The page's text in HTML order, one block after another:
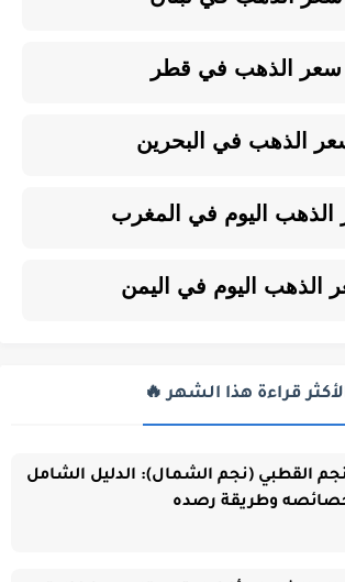
سعر الذهب في قطر
الذهب في البحرين
اليوم في المغرب
الذهب اليوم في اليمن
قراءة هذا الشهر 🔥
القطبي (نجم الشمال): الدليل الشامل
وطريقة رصده